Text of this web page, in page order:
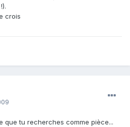
crois
que tu recherches comme pièce...